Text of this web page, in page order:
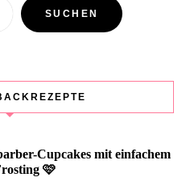
SUCHEN
Cupcakes mit einfachem
🩷